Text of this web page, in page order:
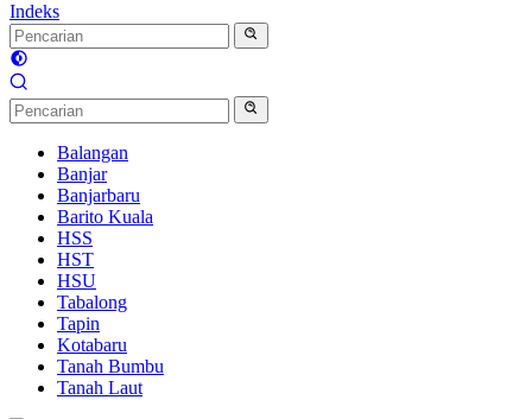
Indeks
Balangan
Banjar
Banjarbaru
Barito Kuala
HSS
HST
HSU
Tabalong
Tapin
Kotabaru
Tanah Bumbu
Tanah Laut